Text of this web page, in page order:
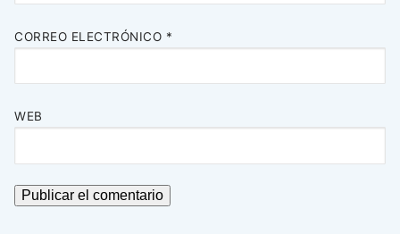
CORREO ELECTRÓNICO *
WEB